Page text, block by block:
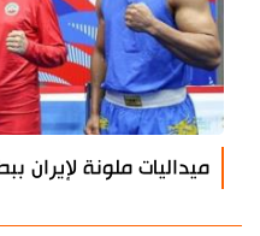
ميداليات ملونة لإيران